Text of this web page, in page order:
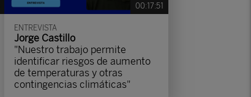
00:17:51
ENTREVISTA
Jorge Castillo
"Nuestro trabajo permite
identificar riesgos de aumento
de temperaturas y otras
contingencias climáticas"